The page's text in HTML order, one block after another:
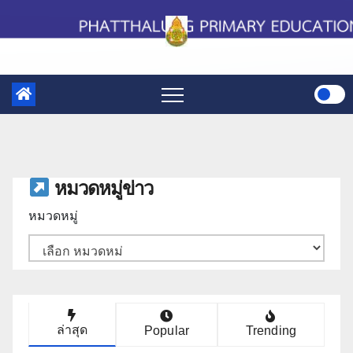
หมวดหมู่ข่าว
หมวดหมู่
ล่าสุด Popular Trending